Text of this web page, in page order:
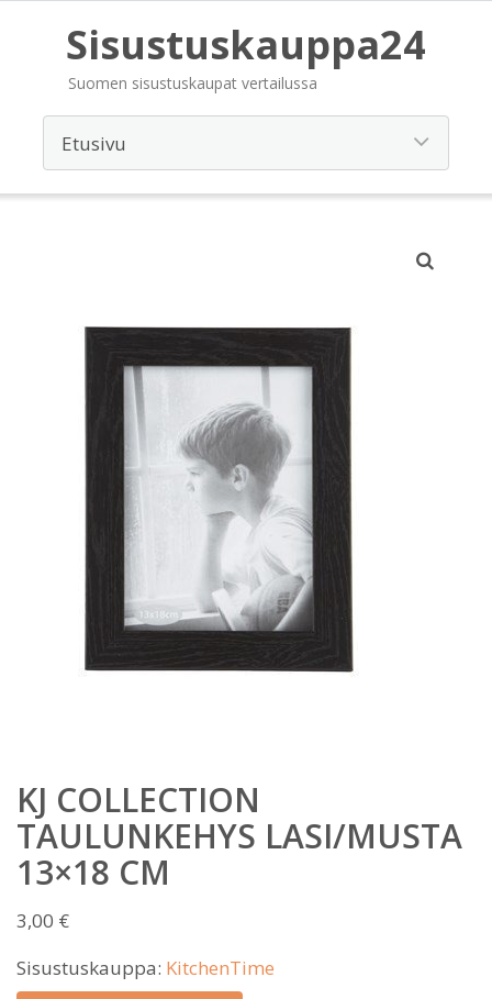
Sisustuskauppa24
Suomen sisustuskaupat vertailussa
KJ COLLECTION
TAULUNKEHYS LASI/MUSTA
13×18 CM
3,00 €
Sisustuskauppa: KitchenTime